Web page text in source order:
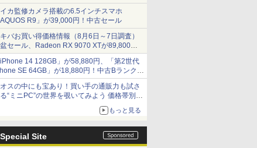
カ監修カメラ搭載の6.5インチスマホ
AQUOS R9」が39,000円！中古セール
バお買い得価格情報（8月6日～7日調査）
セール、Radeon RX 9070 XTが89,800
水平周波数24.8kHz対応の17型モニターが
円、暑さ指数連動セール ほか
iPhone 14 128GB」が58,880円、「第2世代
SE 64GB」が18,880円！中古Bランク品
ル
スの中にも宝あり！買い手の通販力も試さ
“ミニPC”の世界を覗いてみよう 価格帯別に
様や特徴を整理、11製品をピックアップ text
もっと見る
Special Site